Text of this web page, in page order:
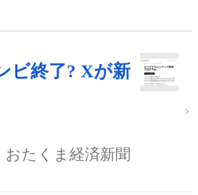
ビ終了? Xが新
おたくま経済新聞